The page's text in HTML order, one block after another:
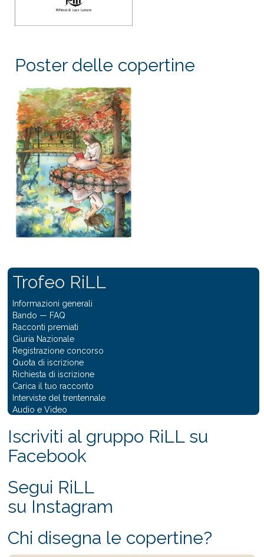
Poster delle copertine
Trofeo RiLL
Informazioni generali
Bando — FAQ
Racconti premiati
Giuria Nazionale
Registrazione concorso
Quota di iscrizione
Richiesta di iscrizione
Carica il tuo racconto
Interviste del trentennale
Audio e Video
Iscriviti al gruppo RiLL su
Facebook
Segui RiLL
su Instagram
Chi disegna le copertine?